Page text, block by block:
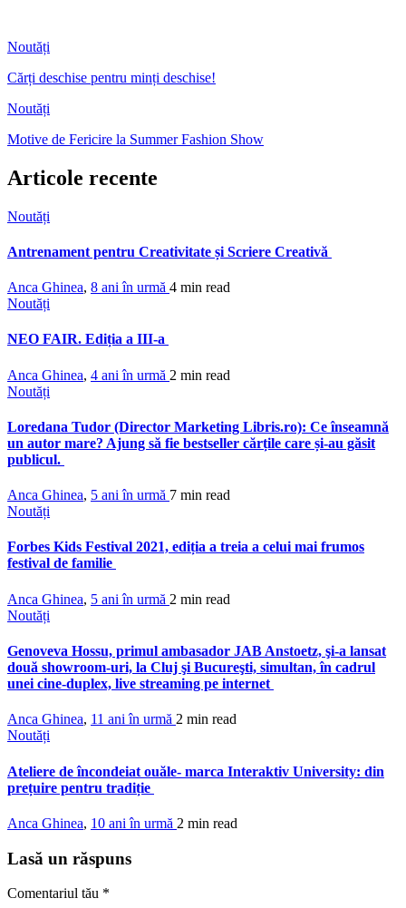
Noutăți
Cărți deschise pentru minți deschise!
Noutăți
Motive de Fericire la Summer Fashion Show
Articole recente
Noutăți
Antrenament pentru Creativitate și Scriere Creativă
Anca Ghinea, 8 ani în urmă 4 min read
Noutăți
NEO FAIR. Ediția a III-a
Anca Ghinea, 4 ani în urmă 2 min read
Noutăți
Loredana Tudor (Director Marketing Libris.ro): Ce înseamnă
un autor mare? Ajung să fie bestseller cărțile care și-au găsit
publicul.
Anca Ghinea, 5 ani în urmă 7 min read
Noutăți
Forbes Kids Festival 2021, ediția a treia a celui mai frumos
festival de familie
Anca Ghinea, 5 ani în urmă 2 min read
Noutăți
Genoveva Hossu, primul ambasador JAB Anstoetz, şi-a lansat
două showroom-uri, la Cluj şi Bucureşti, simultan, în cadrul
unei cine-duplex, live streaming pe internet
Anca Ghinea, 11 ani în urmă 2 min read
Noutăți
Ateliere de încondeiat ouăle- marca Interaktiv University: din
prețuire pentru tradiție
Anca Ghinea, 10 ani în urmă 2 min read
Lasă un răspuns
Comentariul tău *